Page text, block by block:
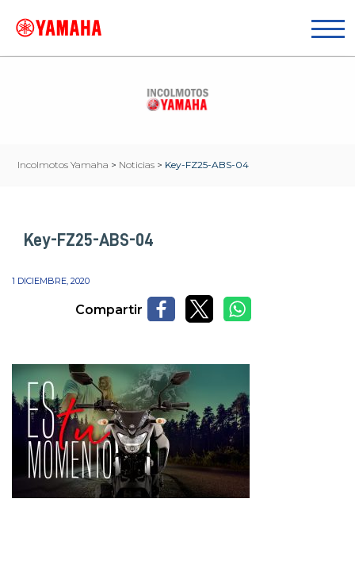
Incolmotos Yamaha > Noticias > Key-FZ25-ABS-04
Key-FZ25-ABS-04
1 DICIEMBRE, 2020
Compartir